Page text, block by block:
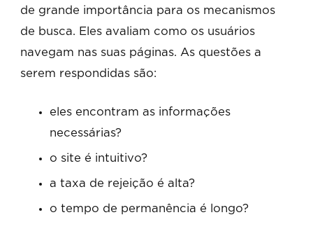
de grande importância para os mecanismos
de busca. Eles avaliam como os usuários
navegam nas suas páginas. As questões a
serem respondidas são:
eles encontram as informações
necessárias?
o site é intuitivo?
a taxa de rejeição é alta?
o tempo de permanência é longo?